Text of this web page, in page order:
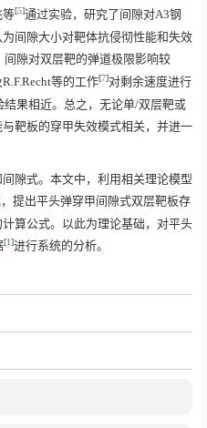
等[5]通过实验，研究了间隙对A3钢
间隙大小对靶体抗侵彻性能和失效
间隙对双层靶的弹道极限影响较
等的工作[7]对剩余速度进行
结果相近。总之，无论单/双层靶或
靶板的穿甲失效模式相关，并进一
隙式。本文中，利用相关理论模型
提出平头弹穿甲间隙式双层靶板存
算公式。以此为理论基础，对平头
[1]进行系统的分析。